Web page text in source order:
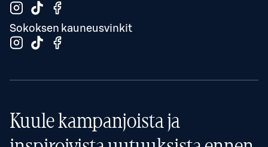
Sokoksen kauneusvinkit
Kuule kampanjoista ja